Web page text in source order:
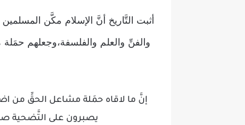
أثبت التَّاريخ أنَّ الإسلام مكَّن
والفنِّ والعلم والفلسفة،وجعلهم
إنَّ ما لاقاه حمَلة مشاعل الحقِّ من
يصبرون على التَّضحية